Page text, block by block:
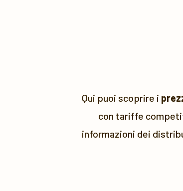
Qui puoi scoprire i
con tariffe
informazioni dei